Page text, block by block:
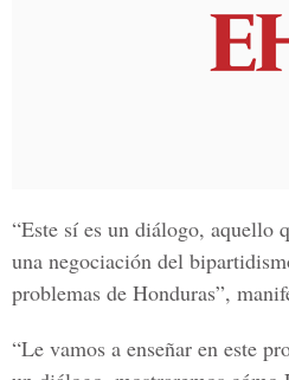
“Este sí es un diálogo, aquello
una negociación del
problemas de Honduras”,
“Le vamos a enseñar en este